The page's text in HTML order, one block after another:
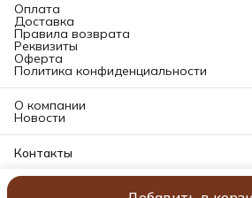
Оплата
Доставка
Правила возврата
Реквизиты
Оферта
Политика конфиденциальности
О компании
Новости
Контакты
Адрес магазина